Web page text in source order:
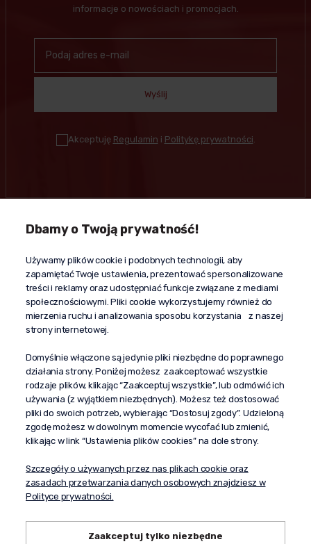
informacje o nowościach i promocjach.
Wyślij
Akceptuję Regulamin i Politykę prywatności
Kontakt
+48 603 610 870
kontakt@propaganda24h.pl
“Propaganda"
al. Komisji Edukacji Narodowej 51/U5
02-797 Warszawa
Pomoc
Dostawa
Moje konto
O firmie
Dbamy o Twoją prywatność!
Używamy plików cookie i podobnych technologii, aby
zapamiętać Twoje ustawienia, prezentować spersonalizowane
treści i reklamy oraz udostępniać funkcje związane z mediami
społecznościowymi. Pliki cookie wykorzystujemy również do
mierzenia ruchu i analizowania sposobu korzystania z naszej
strony internetowej.
Domyślnie włączone są jedynie pliki niezbędne do poprawnego
działania strony. Poniżej możesz zaakceptować wszystkie
rodzaje plików, klikając “Zaakceptuj wszystkie”, lub odmówić ich
używania (z wyjątkiem niezbędnych). Możesz też dostosować
pliki do swoich potrzeb, wybierając “Dostosuj zgody”. Udzieloną
zgodę możesz w dowolnym momencie wycofać lub zmienić,
klikając w link “Ustawienia plików cookies” na dole strony.
Szczegóły o używanych przez nas plikach cookie oraz
zasadach przetwarzania danych osobowych znajdziesz w
Polityce prywatności.
Zaakceptuj tylko niezbędne